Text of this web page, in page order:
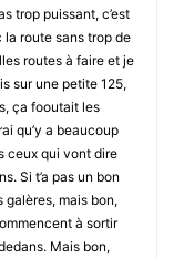
trop puissant, c’est
route sans trop de
routes à faire et je
sur une petite 125,
ça fooutait les
qu’y a beaucoup
ceux qui vont dire
Si t’a pas un bon
galères, mais bon,
à sortir
Mais bon,